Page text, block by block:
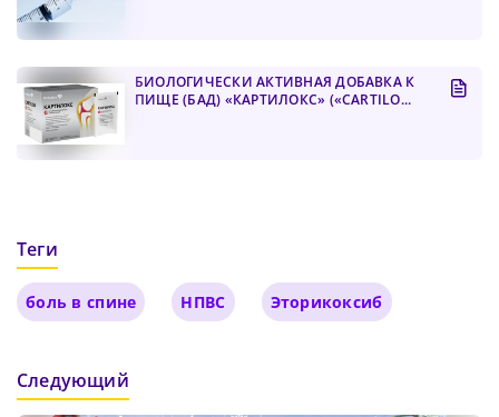
БИОЛОГИЧЕСКИ АКТИВНАЯ ДОБАВКА К
ПИЩЕ (БАД) «КАРТИЛОКС» («CARTILO...
Теги
боль в спине НПВС Эторикоксиб
Следующий